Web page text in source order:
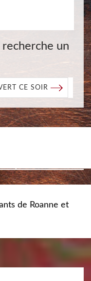
recherche un
CE SOIR
de Roanne et